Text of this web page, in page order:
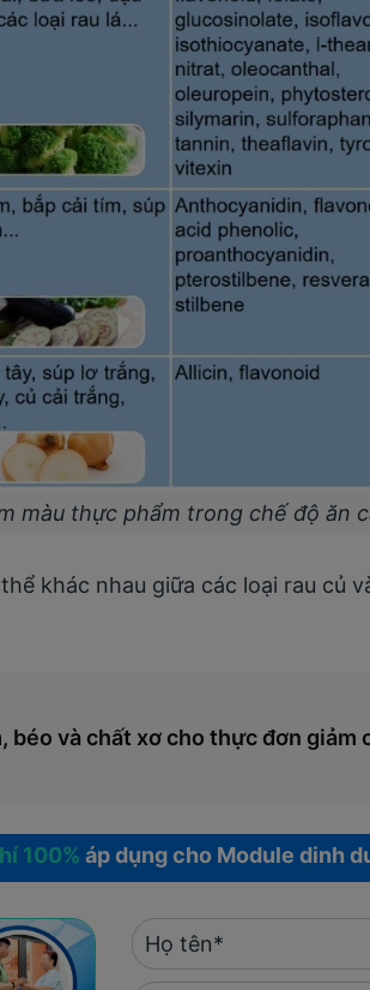
màu thực phẩm trong chế độ ăn
khác nhau giữa các loại rau củ
béo và chất xơ cho thực đơn giảm
100% áp dụng cho Module dinh